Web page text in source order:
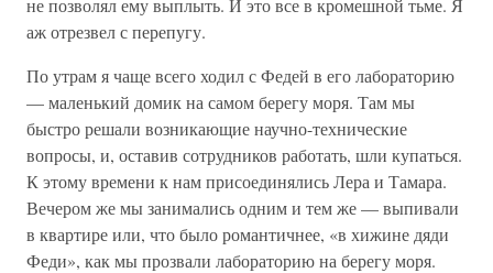
не позволял ему выплыть. И это все в кромешной тьме. Я
аж отрезвел с перепугу.
По утрам я чаще всего ходил с Федей в его лабораторию
— маленький домик на самом берегу моря. Там мы
быстро решали возникающие научно-технические
вопросы, и, оставив сотрудников работать, шли купаться.
К этому времени к нам присоединялись Лера и Тамара.
Вечером же мы занимались одним и тем же — выпивали
в квартире или, что было романтичнее, «в хижине дяди
Феди», как мы прозвали лабораторию на берегу моря.